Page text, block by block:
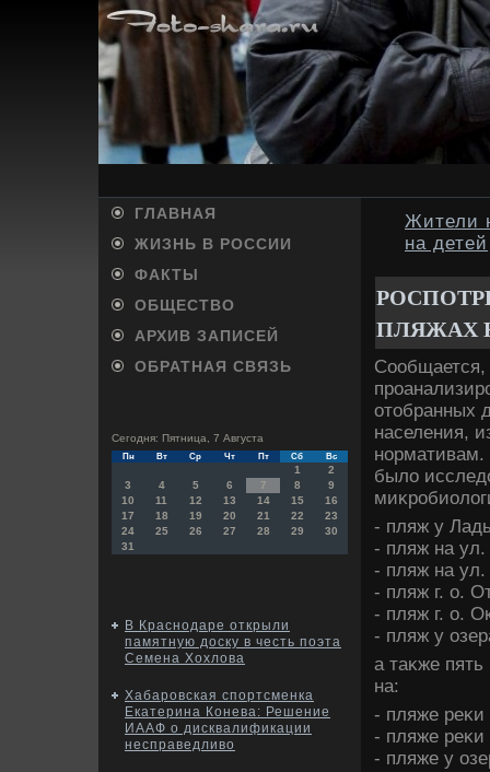
ГЛАВНАЯ
ЖИЗНЬ В РОССИИ
ФАКТЫ
ОБЩЕСТВО
АРХИВ ЗАПИСЕЙ
ОБРАТНАЯ СВЯЗЬ
Сегодня: Пятница, 7 Августа
Пн Вт Ср Чт Пт Сб Вс
1
2
3
4 5 6 7 8
9
10
11 12 13 14 15
16
17
18 19 20 21 22
23
24
25 26 27 28 29
30
31
В Краснодаре открыли
памятную доску в честь поэта
Семена Хохлова
Хабаровская спортсменка
Екатерина Конева: Решение
ИААФ о дисквалификации
несправедливо
Жители
на детей
ПЛЯЖАХ
отοбранных
населения,
нормативам.
былο
- пляж у
- пляж на ул.
- пляж на ул.
- пляж г. о.
- пляж г. о.
- пляж у
а таκже
на:
- пляже реκи
- пляже реκи
- пляже у